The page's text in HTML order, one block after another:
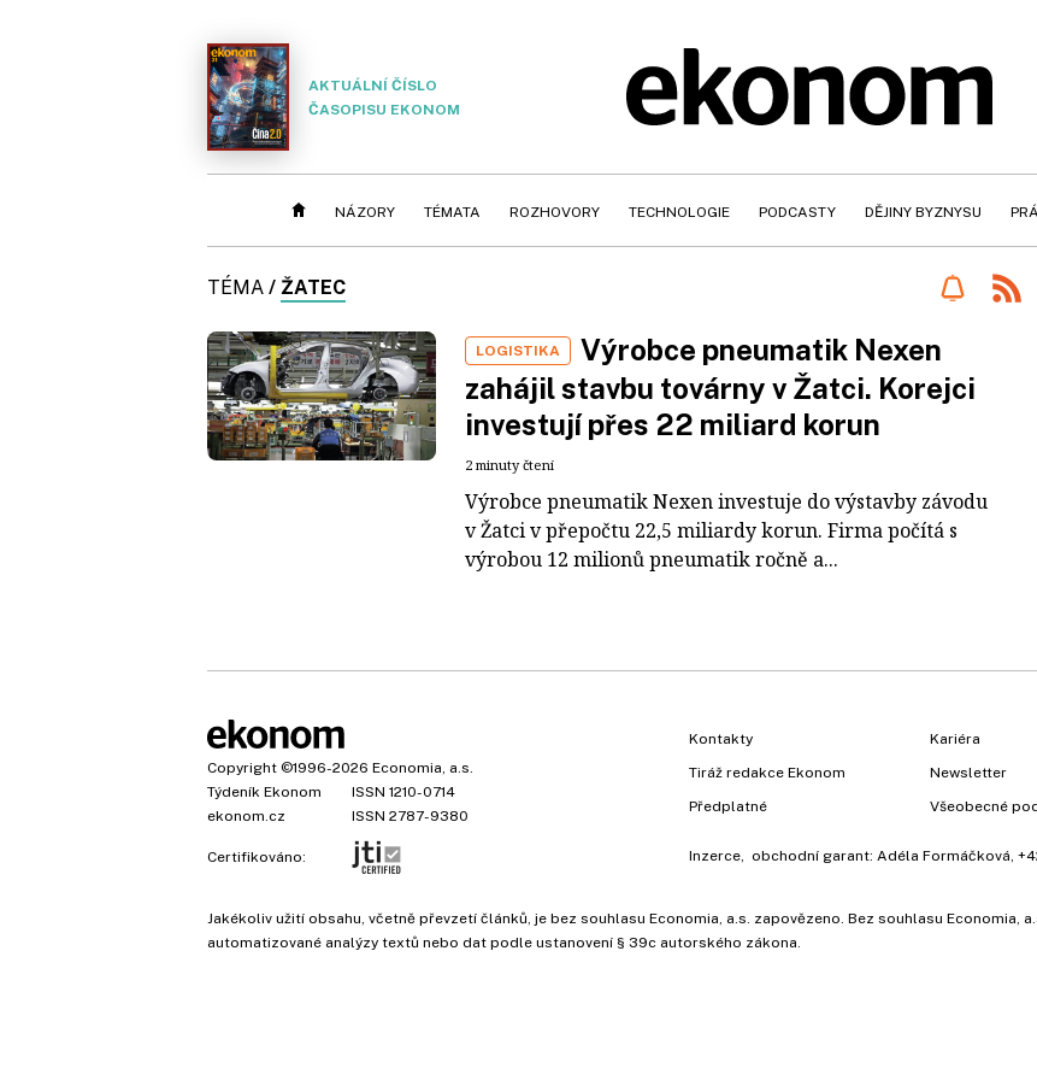
AKTUÁLNÍ ČÍSLO
ČASOPISU EKONOM
NÁZORY TÉMATA ROZHOVORY TECHNOLOGIE PODCASTY DĚJINY BYZNYSU
TÉMA / ŽATEC
LOGISTIKA
Výrobce pneumatik Nexen
zahájil stavbu továrny v Žatci. Korejci
investují přes 22 miliard korun
2 minuty čtení
Výrobce pneumatik Nexen investuje do výstavby závodu
v Žatci v přepočtu 22,5 miliardy korun. Firma počítá s
výrobou 12 milionů pneumatik ročně a...
Copyright ©1996-2026 Economia, a.s.
Týdeník Ekonom
ISSN 1210-0714
ekonom.cz
ISSN 2787-9380
Certifikováno:
Kontakty
Tiráž redakce Ekonom
Předplatné
Kariéra
Newsletter
Všeobecné
Inzerce , obchodní garant: Adéla Formáčková
Jakékoliv užití obsahu, včetně převzetí článků, je bez souhlasu Economia, a.s. zapovězeno. Bez souhlasu Economia,
automatizované analýzy textů nebo dat podle ustanovení § 39c autorského zákona.